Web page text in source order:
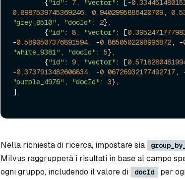
        {
"id" : 7, "vector" : [-
0.8987539745369246, 0.9402995886420709,
"grey_8510" , "docId" : 2},
        {
"id" : 8, "vector" : [
-0.5890507376891594, -0.8650502298996872, -
"white_9381" , "docId" : 5},
        {
"id" : 9, "vector" : [
-0.3737913482606834, -0.06726932177492717,
"purple_4976" , "docId" : 3},
]
Nella richiesta di ricerca, impostare sia
Milvus raggrupperà i risultati in base al campo
ogni gruppo, includendo il valore di
docId per